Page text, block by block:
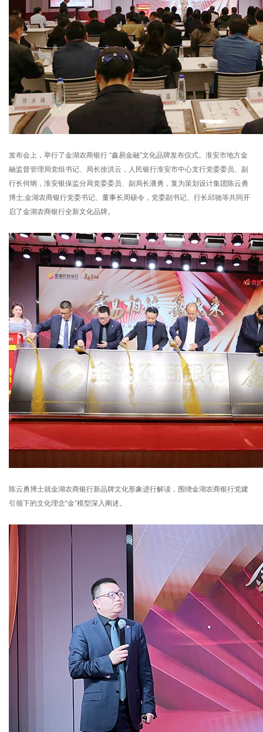
发布会上，举行了金湖农商银行 “鑫易金融”文化品牌发布仪式。淮安市地方金
融监督管理局党组书记、局长徐洪云，人民银行淮安市中心支行党委委员、副
行长何纲，淮安银保监分局党委委员、副局长潘勇，复为策划设计集团陈云勇
博士,金湖农商银行党委书记、董事长周硕令，党委副书记、行长邱驰等共同开
启了金湖农商银行全新文化品牌。
陈云勇博士就金湖农商银行新品牌文化形象进行解读，围绕金湖农商银行党建
引领下的文化理念“金”模型深入阐述。